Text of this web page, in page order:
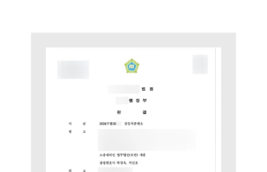
팀소개
팀소개
대륜의 강점